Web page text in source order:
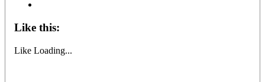
Like this:
Like Loading...